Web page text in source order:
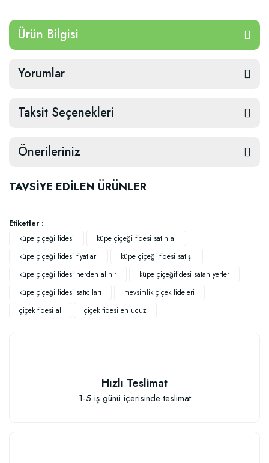
Ürün Bilgisi
Yorumlar
Taksit Seçenekleri
Önerileriniz
TAVSİYE EDİLEN ÜRÜNLER
Sebze ve Çiçek Fidesi Dikim Gübresi (50 Fide İçin)
Etiketler :
küpe çiçeği fidesi
küpe çiçeği fidesi satın al
küpe çiçeği fidesi fiyatları
küpe çiçeği fidesi satışı
küpe çiçeği fidesi nerden alınır
küpe çiçeğifidesi satan yerler
küpe çiçeği fidesi satıcıları
mevsimlik çiçek fideleri
çiçek fidesi al
çiçek fidesi en ucuz
Hızlı Teslimat
1-5 iş günü içerisinde teslimat